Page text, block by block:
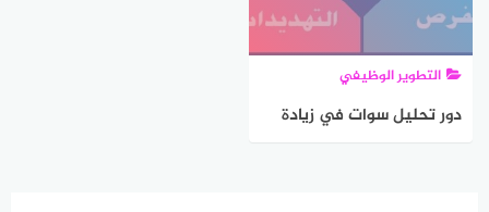
التطوير الوظيفي
دور تحليل سوات في زيادة